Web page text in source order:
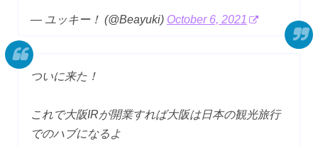
— ユッキー！ (@Beayuki) October 6, 2021
ついに来た！
これで大阪IRが開業すれば大阪は日本の観光旅行
でのハブになるよ